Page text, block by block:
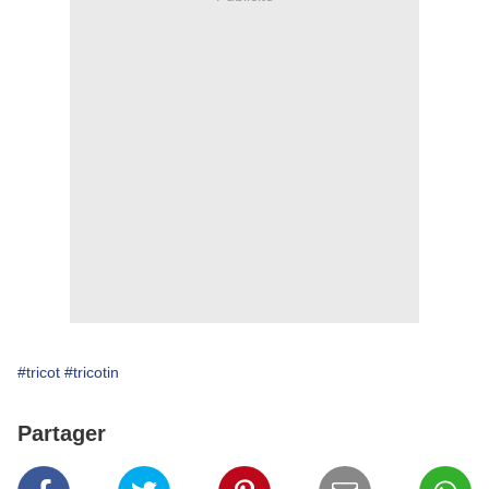
#tricot #tricotin
Partager